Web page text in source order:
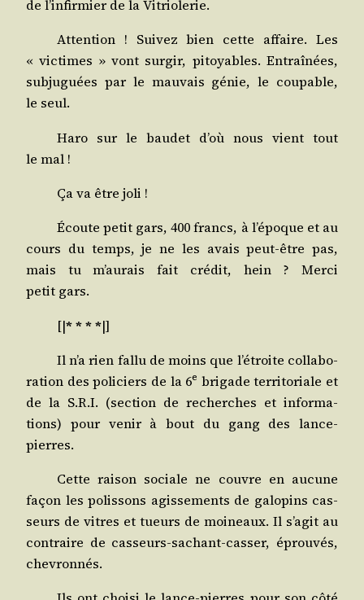
de l’in­fir­mier de la Vitriolerie.
Atten­tion ! Sui­vez bien cette affaire. Les
« vic­times » vont sur­gir, pitoyables. Entraî­nées,
sub­ju­guées par le mau­vais génie, le cou­pable,
le seul.
Haro sur le bau­det d’où nous vient tout
le mal !
Ça va être joli !
Écoute petit gars, 400 francs, à l’é­poque et au
cours du temps, je ne les avais peut-être pas,
mais tu m’au­rais fait cré­dit, hein ? Mer­ci
petit gars.
[|* * * *|]
Il n’a rien fal­lu de moins que l’é­troite col­la­bo­
ra­tion des poli­ciers de la 6e bri­gade ter­ri­to­riale et
de la S.R.I. (sec­tion de recherches et infor­ma­
tions) pour venir à bout du gang des lance-
pierres.
Cette rai­son sociale ne couvre en aucune
façon les polis­sons agis­se­ments de galo­pins cas­
seurs de vitres et tueurs de moi­neaux. Il s’a­git au
contraire de cas­seurs-sachant-cas­ser, éprou­vés,
chevronnés.